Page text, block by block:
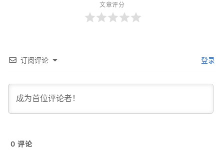
文章评分
订阅评论 登录
0 评论